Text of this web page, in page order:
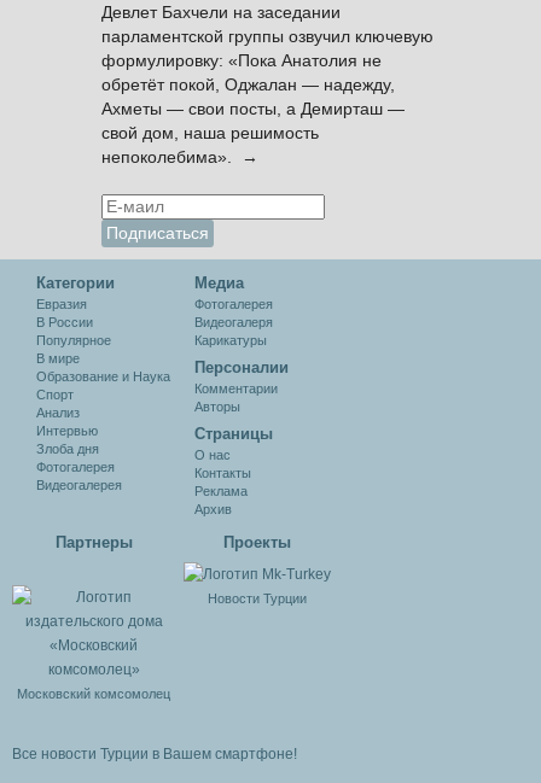
Девлет Бахчели на заседании
парламентской группы озвучил ключевую
формулировку: «Пока Анатолия не
обретёт покой, Оджалан — надежду,
Ахметы — свои посты, а Демирташ —
свой дом, наша решимость
непоколебима». →
Категории
Евразия
В России
Популярное
В мире
Образование и Наука
Спорт
Анализ
Интервью
Злоба дня
Фотогалерея
Видеогалерея
Медиа
Фотогалерея
Видеогалеря
Карикатуры
Персоналии
Комментарии
Авторы
Cтраницы
О нас
Контакты
Реклама
Архив
Партнеры
Московский комсомолец
Проекты
Новости Турции
Все новости Турции в Вашем смартфоне!